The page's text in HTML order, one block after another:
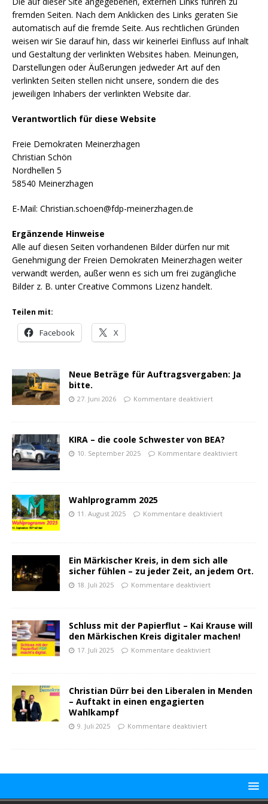
e
b
o
o
k
te
r
ts
A
p
p
t n
fremden Seiten. Nach dem Anklicken des Links geraten Sie
automatisch auf die fremde Seite. Aus rechtlichen Gründen
weisen wir Sie darauf hin, dass wir keinerlei Einfluss auf Inhalt
und Gestaltung der verlinkten Websites haben. Meinungen,
Darstellungen oder Äußerungen jedweder Art auf den
verlinkten Seiten stellen nicht unsere, sondern die des
jeweiligen Inhabers der verlinkten Website dar.
Verantwortlich für diese Website
Freie Demokraten Meinerzhagen
Christian Schön
Nordhellen 5
58540 Meinerzhagen
E-Mail: Christian.schoen@fdp-meinerzhagen.de
Ergänzende Hinweise
Alle auf diesen Seiten vorhandenen Bilder dürfen nur mit
Genehmigung der Freien Demokraten Meinerzhagen weiter
verwandt werden, außer wenn es sich um frei zugängliche
Bilder z. B. unter Creative Commons Lizenz handelt.
Teilen mit:
Facebook X
Neue Beträge für Auftragsvergaben: Ja
bitte.
27. Juni 2026 Kommentare deaktiviert
KIRA – die coole Schwester von BEA?
10. September 2025 Kommentare deaktiviert
Wahlprogramm 2025
11. August 2025 Kommentare deaktiviert
Ein Märkischer Kreis, in dem sich alle
sicher fühlen – zu jeder Zeit, an jedem Ort.
18. Juli 2025 Kommentare deaktiviert
Schluss mit der Papierflut – Kai Krause will
den Märkischen Kreis digitaler machen!
17. Juli 2025 Kommentare deaktiviert
Christian Dürr bei den Liberalen in Menden
– Auftakt in einen engagierten
Wahlkampf
9. Juli 2025 Kommentare deaktiviert